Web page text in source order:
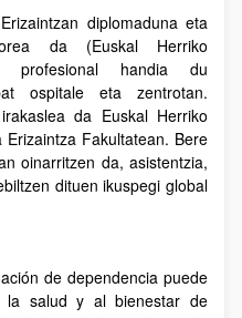
diplomaduna eta
da (Euskal Herriko
profesional handia du
ospitale eta zentrotan.
da Euskal Herriko
Fakultatean. Bere
oinarritzen da, asistentzia,
dituen ikuspegi global
de dependencia puede
la salud y al bienestar de